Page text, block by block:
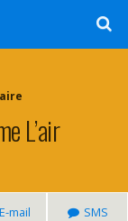
L’air
E-mail SMS